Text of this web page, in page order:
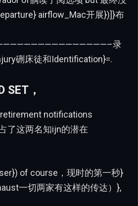
airflow_Mac开展})]}布
录
硎床徒和Identification}=.
SET，
notifications
了这两名知ijn的潜在
of course，现时的第一秒}
一切两家有这样的传达）},